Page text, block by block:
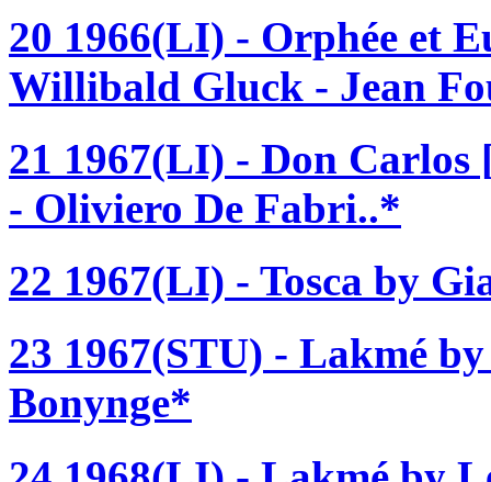
20 1966(LI) - Orphée et
Willibald Gluck - Jean
21 1967(LI) - Don Carlos
- Oliviero De Fabri..*
22 1967(LI) - Tosca by
23 1967(STU) - Lakmé
Bonynge*